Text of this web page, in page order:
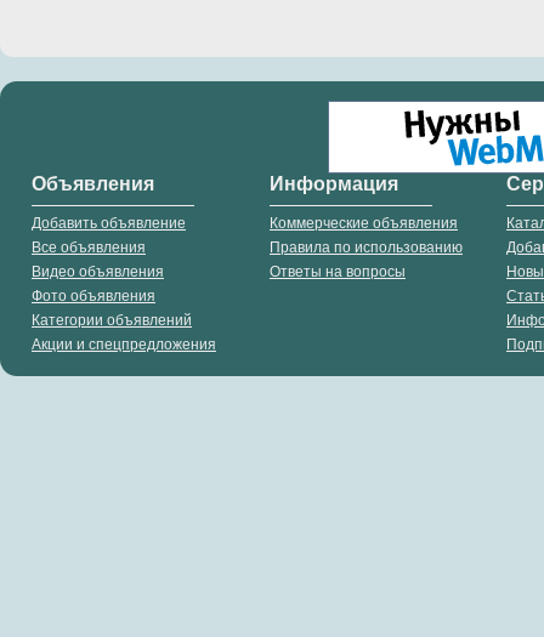
Объявления
Добавить объявление
Все объявления
Видео объявления
Фото объявления
Категории объявлений
Акции и спецпредложения
Информация
Коммерческие объявления
Правила по использованию
Ответы на вопросы